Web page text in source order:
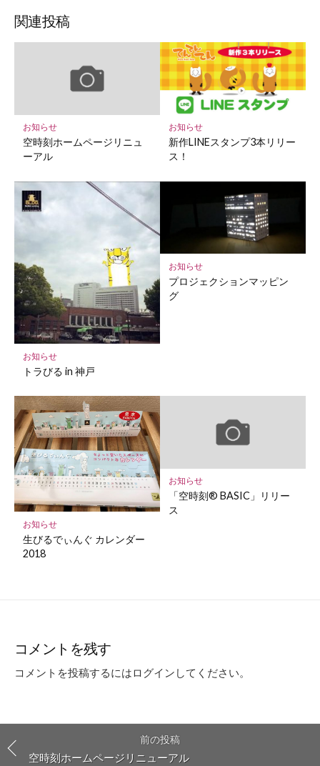
ア
ー
ク
保
存
関連投稿
お知らせ
空時刻ホームページリニュ
ーアル
お知らせ
新作LINEスタンプ3本リリー
ス！
お知らせ
トラびる in 神戸
お知らせ
プロジェクションマッピン
グ
お知らせ
生びるでぃんぐ カレンダー
2018
お知らせ
「空時刻® BASIC」リリー
ス
コメントを残す
コメントを投稿するにはログイン してください。
前の投稿
空時刻ホームページリニューアル